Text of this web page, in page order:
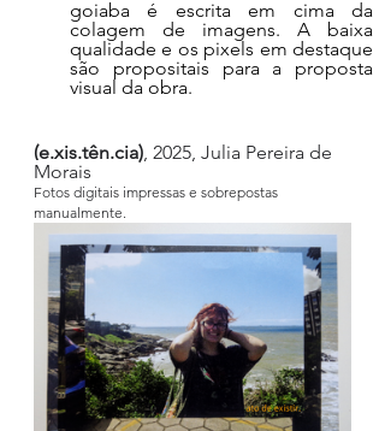
goiaba é escrita em cima da
colagem de imagens. A baixa
qualidade e os pixels em destaque
são propositais para a proposta
visual da obra.
(e.xis.tên.cia), 2025, Julia Pereira de
Morais
Fotos digitais impressas e sobrepostas
manualmente.